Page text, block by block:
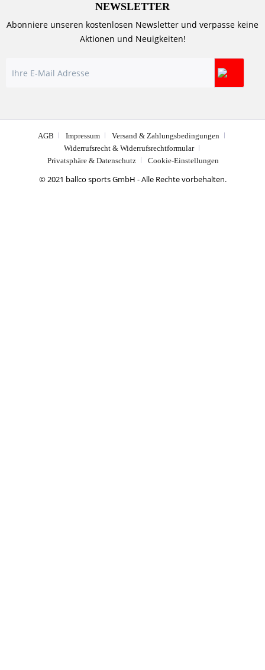
NEWSLETTER
Abonniere unseren kostenlosen Newsletter und verpasse keine
Aktionen und Neuigkeiten!
© 2021 ballco sports GmbH - Alle Rechte vorbehalten.
AGB Impressum
Versand & Zahlungsbedingungen
Widerrufsrecht & Widerrufsrechtformular
Privatsphäre & Datenschutz
Cookie-Einstellungen